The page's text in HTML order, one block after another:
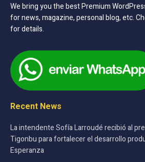
We bring you the best Premium
for news, magazine, personal blog, etc.
for details.
Recent News
La intendente Sofía Larroudé recibió al
Tigonbu para fortalecer el desarrollo
Esperanza